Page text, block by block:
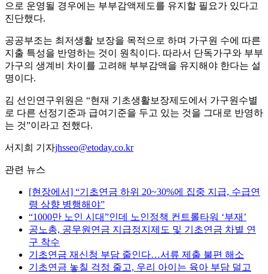
으로 운영될 경우에는 부부감액제도를 유지할 필요가 있다고
진단했다.
공공부조는 최저생활 보장을 목적으로 하며 가구원 수에 따른
지출 특성을 반영하는 것이 원칙이다. 따라서 단독가구와 부부
가구의 생계비 차이를 고려해 부부감액을 유지해야 한다는 설
명이다.
김 선인연구위원은 “현재 기초생활보장제도에서 가구원수별
로 다른 선정기준과 급여기준을 두고 있는 것을 그대로 반영하
는 것”이라고 전했다.
서지희 기자jhsseo@etoday.co.kr
관련 뉴스
[현장에서] “기초연금 하위 20~30%에 집중 지급, 수급연
령 상향 병행해야”
“1000만 노인 시대”인데 노인정책 컨트롤타워 ‘부재’
공노총, 공무원연금 지급정지제도 및 기초연금 차별 연
구 착수
기초연금 재신청 부담 줄인다…서류 제출 불편 해소
기초연금 놓칠 걱정 줄고, 우리 아이는 육아 부담 덜고